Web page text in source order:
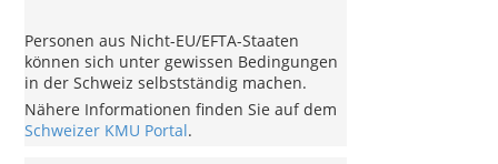
Personen aus Nicht-EU/EFTA-Staaten
können sich unter gewissen Bedingungen
in der Schweiz selbstständig machen.
Nähere Informationen finden Sie auf dem
Schweizer KMU Portal.